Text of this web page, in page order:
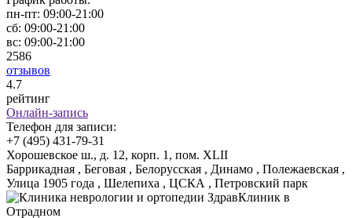
пн-пт: 09:00-21:00
сб: 09:00-21:00
вс: 09:00-21:00
2586
отзывов
4.7
рейтинг
Онлайн-запись
Телефон для записи:
+7 (495) 431-79-31
Хорошевское ш., д. 12, корп. 1, пом. XLII
Баррикадная , Беговая , Белорусская , Динамо , Полежаевская ,
Улица 1905 года , Шелепиха , ЦСКА , Петровский парк